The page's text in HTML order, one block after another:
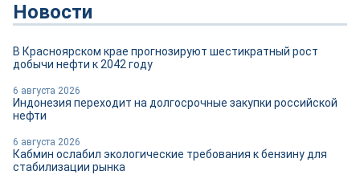
Новости
В Красноярском крае прогнозируют шестикратный рост
добычи нефти к 2042 году
6 августа 2026
Индонезия переходит на долгосрочные закупки российской
нефти
6 августа 2026
Кабмин ослабил экологические требования к бензину для
стабилизации рынка